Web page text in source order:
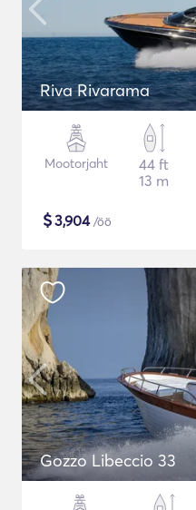
Riva Rivarama
Mootorjaht
44 ft
13 m
$3,904/öö
Gozzo Libeccio 33